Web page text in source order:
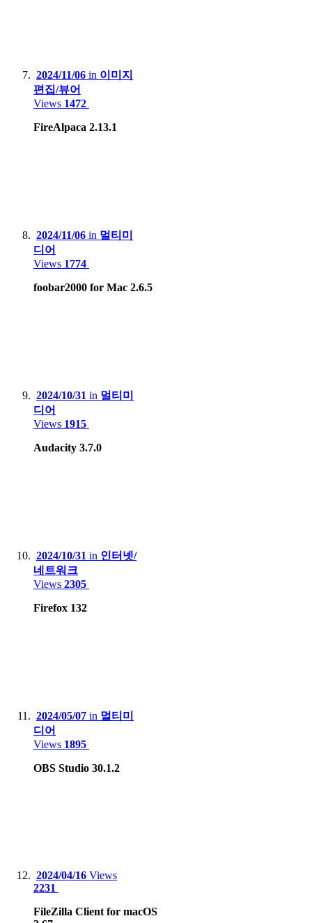
2024/11/06 in 이미지
편집/뷰어
Views 1472
FireAlpaca 2.13.1
2024/11/06 in 멀티미
디어
Views 1774
foobar2000 for Mac 2.6.5
2024/10/31 in 멀티미
디어
Views 1915
Audacity 3.7.0
2024/10/31 in 인터넷/
네트워크
Views 2305
Firefox 132
2024/05/07 in 멀티미
디어
Views 1895
OBS Studio 30.1.2
2024/04/16 Views
2231
FileZilla Client for macOS